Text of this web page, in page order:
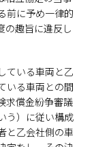
前に予め一律的
の趣旨に違反し
ている車両と乙
いる車両との間
求償金紛争審議
う）に従い構成
と乙会社側の車